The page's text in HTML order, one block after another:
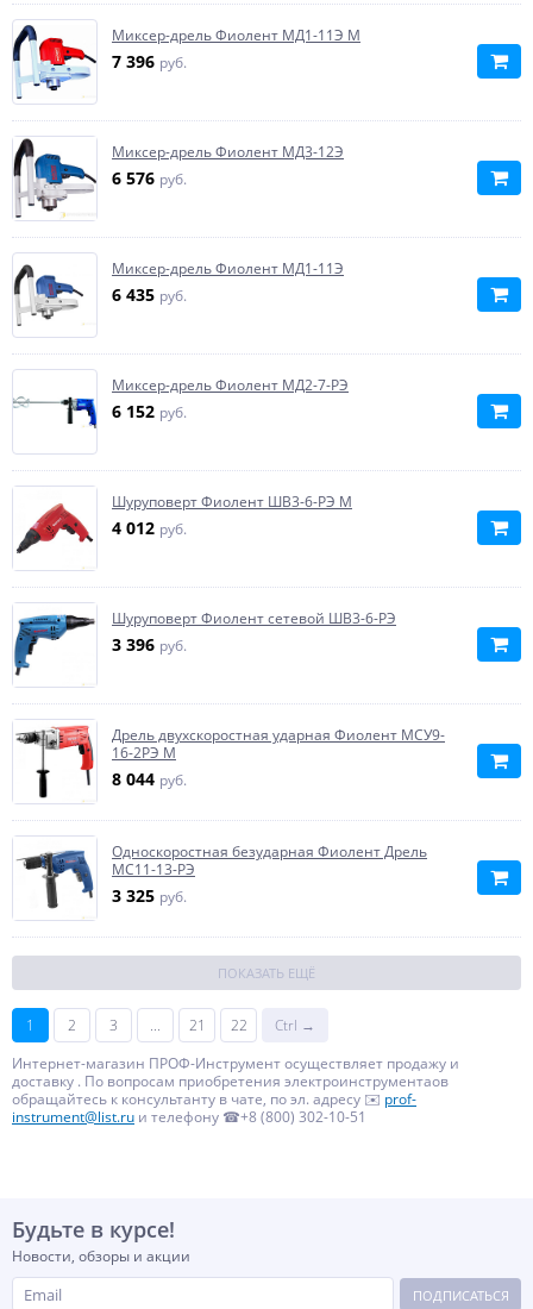
Миксер-дрель Фиолент МД1-11Э М
7 396 руб.
Миксер-дрель Фиолент МД3-12Э
6 576 руб.
Миксер-дрель Фиолент МД1-11Э
6 435 руб.
Миксер-дрель Фиолент МД2-7-РЭ
6 152 руб.
Шуруповерт Фиолент ШВ3-6-РЭ М
4 012 руб.
Шуруповерт Фиолент сетевой ШВ3-6-РЭ
3 396 руб.
Дрель двухскоростная ударная Фиолент МСУ9-
16-2РЭ М
8 044 руб.
Односкоростная безударная Фиолент Дрель
МС11-13-РЭ
3 325 руб.
ПОКАЗАТЬ ЕЩЁ
1 2 3 ... 21 22
Ctrl →
Интернет-магазин ПРОФ-Инструмент осуществляет продажу и
доставку . По вопросам приобретения электроинструментаов
обращайтесь к консультанту в чате, по эл. адресу ✉️ prof-
instrument@list.ru и телефону ☎+8 (800) 302-10-51
Будьте в курсе!
Новости, обзоры и акции
ПОДПИСАТЬСЯ